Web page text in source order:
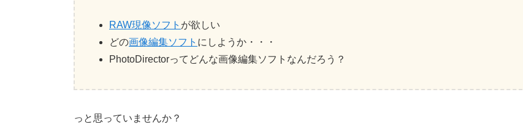
RAW現像ソフト が欲しい
どの画像編集ソフト にしようか・・・
PhotoDirectorってどんな画像編集ソフトなんだろう？
っと思っていませんか？